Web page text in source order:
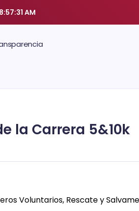
8:57:31 AM
la Carrera 5&10k
Voluntarios, Rescate y